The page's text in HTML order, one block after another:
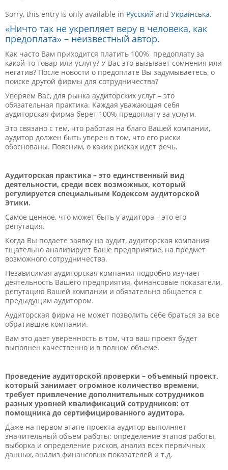
Sorry, this entry is only available in Русский and Українська.
«Ничто так не укрепляет веру в человека, как
предоплата» – неизвестный автор.
Как часто Вам приходится платить 100% предоплату за
какой-то товар или услугу? У Вас это вызывает сомнения или
негатив? После новости о предоплате Вы задумываетесь, о
поиске другой фирмы для сотрудничества?
Уверяем Вас, для рынка аудиторских услуг – это
обязательная практика. Каждая уважающая себя
аудиторская фирма берет 100% предоплату за услуги.
Это связано с тем, что работая на благо Вашей компании,
аудитор должен быть уверен в том, что его риски
обоснованы. Поясним, о каких рисках идет речь.
Аудиторская практика – это единственный вид
деятельности, среди всех возможных, который
регулируется специальным Кодексом аудиторской
Этики.
Самое ценное, что может быть у аудитора – это его
репутация.
Когда Вы подаете заявку на аудит, аудиторская компания
тщательно анализирует Ваше предприятие, на предмет
возможного сотрудничества.
Независимая аудиторская компания подробно изучает
деятельность Вашего предприятия, финансовые показатели,
репутацию Вашей компании и обязательно общается с
предыдущим аудитором.
Аудиторская фирма не может позволить себе браться за все
обратившие компании.
Вам это дает уверенность в том, что ваш проект будет
выполнен качественно и в полном объеме.
Проведение аудиторской проверки – объемный проект,
который занимает огромное количество времени,
требует привлечение дополнительных сотрудников
разных уровней квалификаций сотрудников: от
помощника до сертифицированного аудитора.
Даже на первом этапе проекта аудитор выполняет
значительный объем работы: определение этапов работы,
выборка и определение рисков, анализ всех первичных
данных, анализ финансовых показателей и т.д.